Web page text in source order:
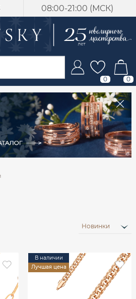
08:00-21:00 (МСК)
0 0
Новинки
В наличии
Лучшая цена
дней с